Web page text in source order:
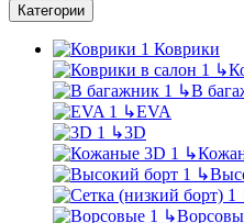
Категории
Коврики
↳
↳В
↳EVA
↳3D
↳
↳
↳